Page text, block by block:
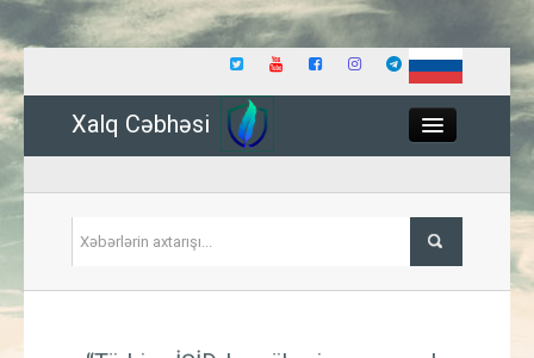
Xalq Cəbhəsi